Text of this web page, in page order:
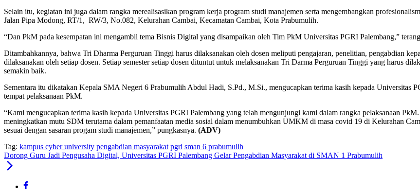
Selain itu, kegiatan ini juga dalam rangka merealisasikan program kerja program studi manajemen serta mengembangkan
Jalan Pipa Modong, RT/1, RW/3, No.082, Kelurahan Cambai, Kecamatan Cambai, Kota Prabumulih.
“Dan PkM pada kesempatan ini mengambil tema Bisnis Digital yang disampaikan oleh Tim PkM Universitas PGRI Palembang,”
Ditambahkannya, bahwa Tri Dharma Perguruan Tinggi harus dilaksanakan oleh dosen meliputi pengajaran, penelitian, pengabdian
dilaksanakan oleh setiap dosen. Setiap semester setiap dosen dituntut untuk melaksanakan Tri Darma Perguruan Tinggi yang harus
semakin baik.
Sementara itu dikatakan Kepala SMA Negeri 6 Prabumulih Abdul Hadi, S.Pd., M.Si., mengucapkan terima kasih kepada Universitas
tempat pelaksanaan PkM.
“Kami mengucapkan terima kasih kepada Universitas PGRI Palembang yang telah mengunjungi kami dalam rangka pelaksanaan
meningkatkan mutu SDM terutama dalam pemanfaatan media sosial dalam menumbuhkan UMKM di masa covid 19 di Kelurahan
sesuai dengan sasaran progam studi manajemen,” pungkasnya. (ADV)
Tag: kampus cyber university pengabdian masyarakat pgri sman 6 prabumulih
Dorong Guru Jadi Pengusaha Digital, Universitas PGRI Palembang Gelar Pengabdian Masyarakat di SMAN 1 Prabumulih